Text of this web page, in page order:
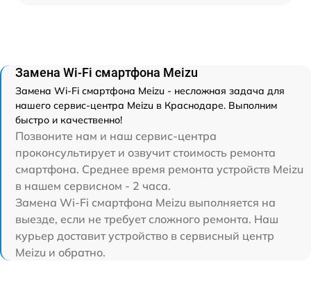
Замена Wi-Fi смартфона Meizu
Замена Wi-Fi смартфона Meizu - несложная задача для
нашего сервис-центра Meizu в Краснодаре. Выполним
быстро и качественно!
Позвоните нам и наш сервис-центра
проконсультирует и озвучит стоимость ремонта
смартфона. Среднее время ремонта устройств Meizu
в нашем сервисном - 2 часа.
Замена Wi-Fi смартфона Meizu выполняется на
выезде, если не требует сложного ремонта. Наш
курьер доставит устройство в сервисный центр
Meizu и обратно.